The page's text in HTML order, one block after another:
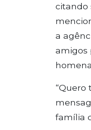
citando
a
amigos
família